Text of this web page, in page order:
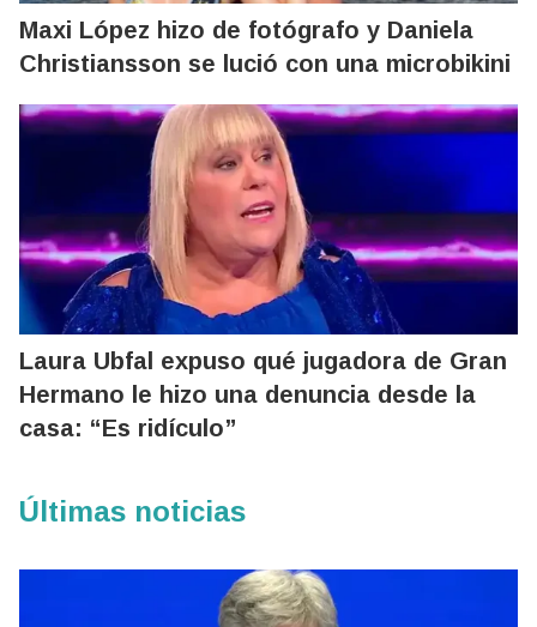
Maxi López hizo de fotógrafo y Daniela
Christiansson se lució con una microbikini
Laura Ubfal expuso qué jugadora de Gran
Hermano le hizo una denuncia desde la
casa: “Es ridículo”
Últimas noticias